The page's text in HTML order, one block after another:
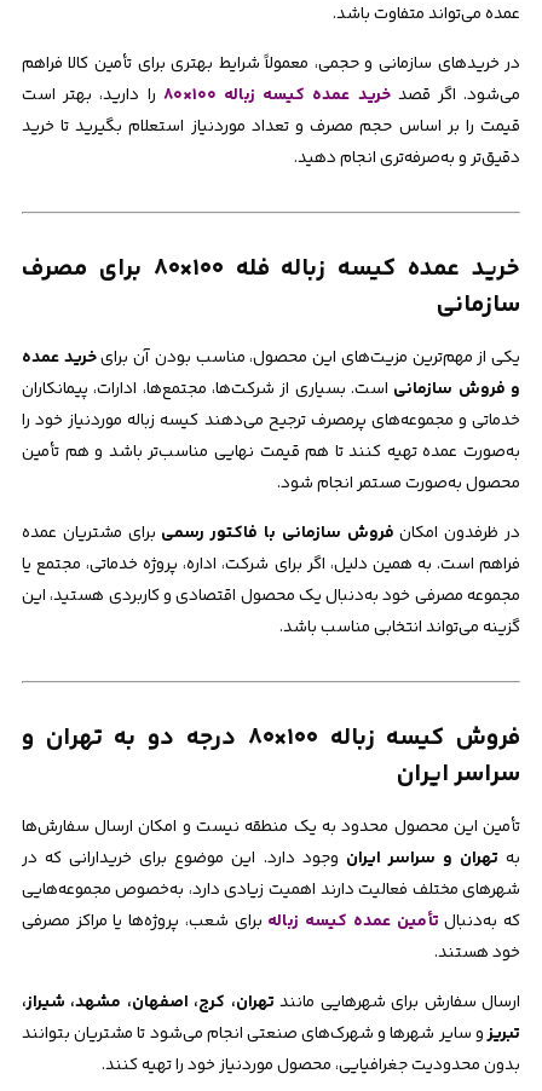
عمده می‌تواند متفاوت باشد.
در خریدهای سازمانی و حجمی، معمولاً شرایط بهتری برای تأمین کالا فراهم
می‌شود. اگر قصدخرید عمده کیسه زباله ۱۰۰×۸۰
را دارید، بهتر است
قیمت را بر اساس حجم مصرف و تعداد موردنیاز استعلام بگیرید تا خرید
دقیق‌تر و به‌صرفه‌تری انجام دهید.
خرید عمده کیسه زباله فله ۱۰۰×۸۰ برای مصرف
سازمانی
یکی از مهم‌ترین مزیت‌های این محصول، مناسب بودن آن برایخرید عمده
و فروش سازمانی است. بسیاری از شرکت‌ها، مجتمع‌ها، ادارات، پیمانکاران
خدماتی و مجموعه‌های پرمصرف ترجیح می‌دهند کیسه زباله موردنیاز خود را
به‌صورت عمده تهیه کنند تا هم قیمت نهایی مناسب‌تر باشد و هم تأمین
محصول به‌صورت مستمر انجام شود.
در ظرفدون امکان فروش سازمانی با فاکتور رسمی برای مشتریان عمده
فراهم است. به همین دلیل، اگر برای شرکت، اداره، پروژه خدماتی، مجتمع یا
مجموعه مصرفی خود به‌دنبال یک محصول اقتصادی و کاربردی هستید، این
گزینه می‌تواند انتخابی مناسب باشد.
فروش کیسه زباله ۱۰۰×۸۰ درجه دو به تهران و
سراسر ایران
تأمین این محصول محدود به یک منطقه نیست و امکان ارسال سفارش‌ها
به تهران و سراسر ایران وجود دارد. این موضوع برای خریدارانی که در
شهرهای مختلف فعالیت دارند اهمیت زیادی دارد، به‌خصوص مجموعه‌هایی
که به‌دنبال تأمین عمده کیسه زباله برای شعب، پروژه‌ها یا مراکز مصرفی
خود هستند.
ارسال سفارش برای شهرهایی مانند تهران، کرج، اصفهان، مشهد، شیراز،
تبریزو سایر شهرها و شهرک‌های صنعتی انجام می‌شود تا مشتریان بتوانند
بدون محدودیت جغرافیایی، محصول موردنیاز خود را تهیه کنند.